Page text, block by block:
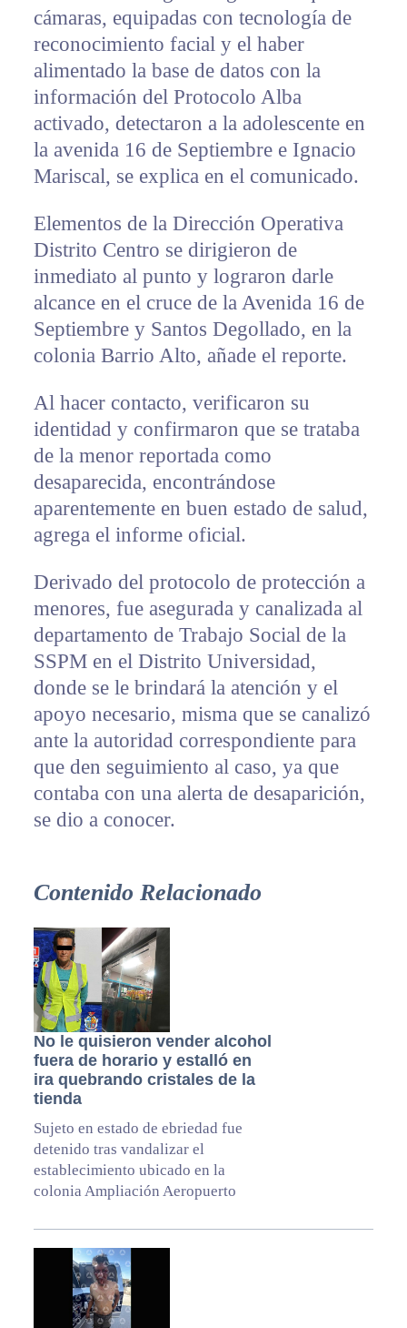
cámaras, equipadas con tecnología de
reconocimiento facial y el haber
alimentado la base de datos con la
información del Protocolo Alba
activado, detectaron a la adolescente en
la avenida 16 de Septiembre e Ignacio
Mariscal, se explica en el comunicado.
Elementos de la Dirección Operativa
Distrito Centro se dirigieron de
inmediato al punto y lograron darle
alcance en el cruce de la Avenida 16 de
Septiembre y Santos Degollado, en la
colonia Barrio Alto, añade el reporte.
Al hacer contacto, verificaron su
identidad y confirmaron que se trataba
de la menor reportada como
desaparecida, encontrándose
aparentemente en buen estado de salud,
agrega el informe oficial.
Derivado del protocolo de protección a
menores, fue asegurada y canalizada al
departamento de Trabajo Social de la
SSPM en el Distrito Universidad,
donde se le brindará la atención y el
apoyo necesario, misma que se canalizó
ante la autoridad correspondiente para
que den seguimiento al caso, ya que
contaba con una alerta de desaparición,
se dio a conocer.
Contenido Relacionado
No le quisieron vender alcohol
fuera de horario y estalló en
ira quebrando cristales de la
tienda
Sujeto en estado de ebriedad fue
detenido tras vandalizar el
establecimiento ubicado en la
colonia Ampliación Aeropuerto